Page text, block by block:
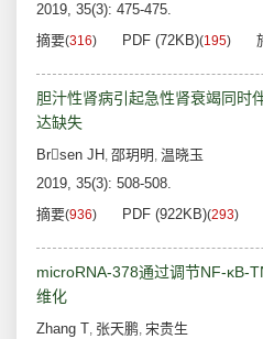
2019, 35(3): 475-475.
摘要(316) PDF (72KB)(195)
胆汁性肾病引起急性肾衰竭同时
达缺失
Brsen JH , 邵玥明 , 温晓玉
2019, 35(3): 508-508.
摘要(936) PDF (922KB)(293)
microRNA-378通过调节NF-κB-
维化
Zhang T, 张天鹏, 宋贵生